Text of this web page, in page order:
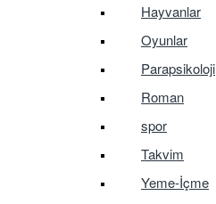
Hayvanlar
Oyunlar
Parapsikoloji
Roman
spor
Takvim
Yeme-İçme